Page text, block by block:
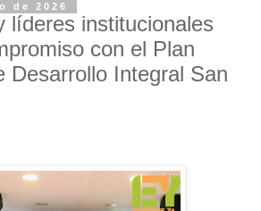
de 2026
líderes institucionales
con el Plan
Desarrollo Integral San